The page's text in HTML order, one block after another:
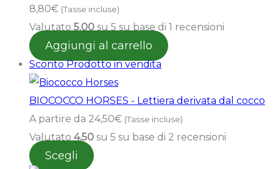
8,80€ (Tasse incluse)
Valutato 5.00 su 5 su base di 1 recensioni
Aggiungi al carrello
Sconto Prodotto in vendita
BIOCOCCO HORSES - Lettiera derivata dal cocco
A partire da 24,50€ (Tasse incluse)
Valutato 4.50 su 5 su base di 2 recensioni
Scegli